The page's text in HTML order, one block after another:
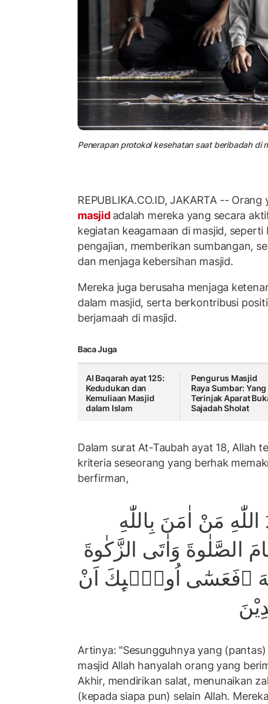
Penerapan protokol kesehatan saat beribadah di
REPUBLIKA.CO.ID, JAKARTA -- Orang
masjid adalah mereka yang secara
kegiatan keagamaan di masjid,
pengajian, memberikan sumbangan,
dan menjaga kebersihan masjid.
Mereka juga berusaha menjaga
dalam masjid, serta berkontribusi
berjamaah di masjid.
Baca Juga
Al Baqarah ayat 125:
Kedudukan dan
Kemuliaan Masjid
dalam Islam
Pengurus Masjid
Raya Sumbar: Yang
Terinjak Aparat
Sajadah Sholat
Dalam surat At-Taubah ayat 18, Allah
kriteria seseorang yang berhak
berfirman,
مَنْ اٰمَنَ بِاللّٰهِ
الصَّلٰوةَ وَاٰتَى الزَّكٰوةَ
ۗفَعَسٰٓى اُولٰۤىِٕكَ اَنْ
Artinya: "Sesungguhnya yang
masjid Allah hanyalah orang yang
Akhir, mendirikan salat, menunaikan
(kepada siapa pun) selain Allah.